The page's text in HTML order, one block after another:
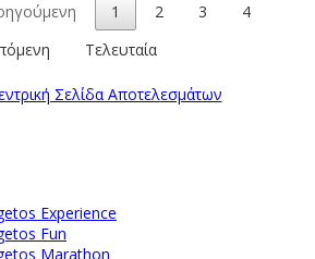
1 2 3
4
Τελευταία
Σελίδα Αποτελεσμάτων
Experience
Fun
Marathon